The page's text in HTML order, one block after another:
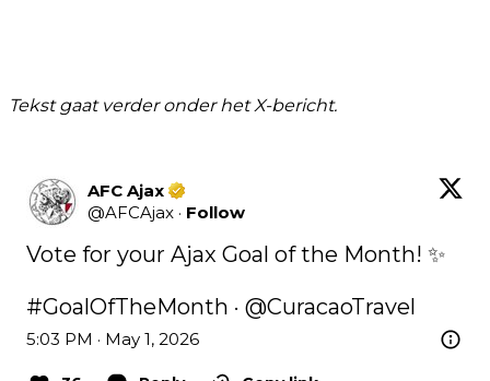
Tekst gaat verder onder het X-bericht.
AFC Ajax
@AFCAjax · Follow
Vote for your Ajax Goal of the Month! ✨
#GoalOfTheMonth · @CuracaoTravel
5:03 PM · May 1, 2026